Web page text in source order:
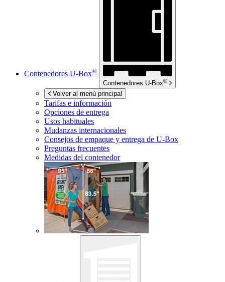
Contenedores U-Box®
Contenedores U-Box®
Volver al menú principal
Tarifas e información
Opciones de entrega
Usos habituales
Mudanzas internacionales
Consejos de empaque y entrega de U-Box
Preguntas frecuentes
Medidas del contenedor